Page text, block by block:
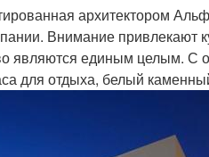
архитектором
Внимание
являются единым целым. С
для отдыха, белый